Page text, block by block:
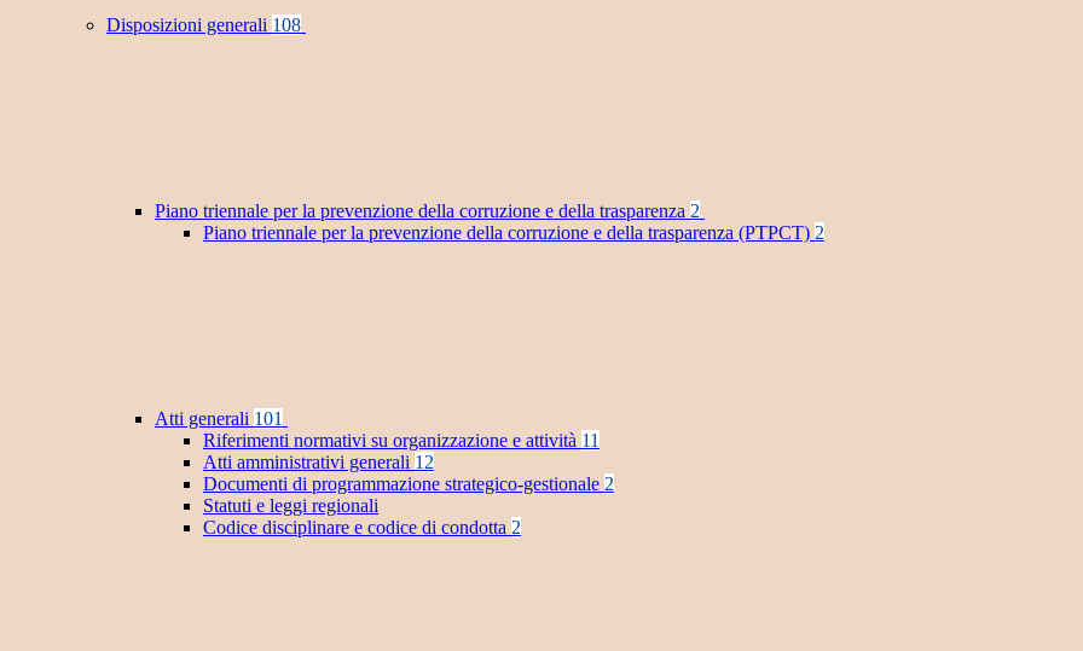
Disposizioni generali 108
Piano triennale per la prevenzione della corruzione e della trasparenza 2
Piano triennale per la prevenzione della corruzione e della trasparenza (PTPCT) 2
Atti generali 101
Riferimenti normativi su organizzazione e attività 11
Atti amministrativi generali 12
Documenti di programmazione strategico-gestionale 2
Statuti e leggi regionali
Codice disciplinare e codice di condotta 2